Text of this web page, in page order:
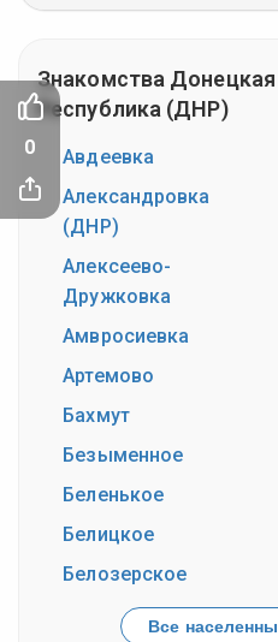
Знакомства
Республика (ДНР)
Авдеевка
Александровка
(ДНР)
Алексеево-
Дружковка
Амвросиевка
Артемово
Бахмут
Безыменное
Беленькое
Белицкое
Белозерское
Все
0